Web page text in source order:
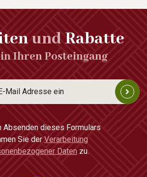
undRabatte
Ihren Posteingang
Absenden dieses Formulars
Sie der Verarbeitung
Daten zu.